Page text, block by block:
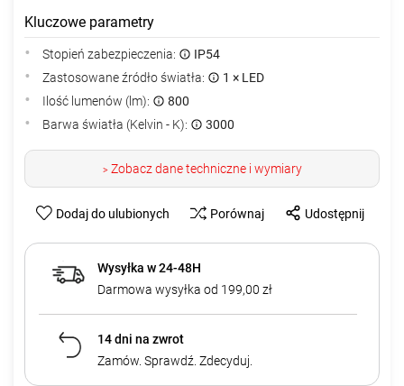
Kluczowe parametry
Stopień zabezpieczenia:
IP54
Zastosowane źródło światła:
1 × LED
Ilość lumenów (lm):
800
Barwa światła (Kelvin - K):
3000
>Zobacz dane techniczne i wymiary
Dodaj do ulubionych Porównaj Udostępnij
Wysyłka w 24-48H
Darmowa wysyłka od 199,00 zł
14 dni na zwrot
Zamów. Sprawdź. Zdecyduj.